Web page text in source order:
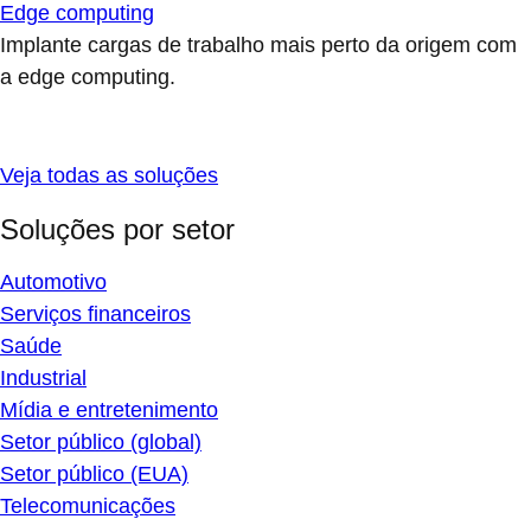
Edge computing
Implante cargas de trabalho mais perto da origem com
a edge computing.
Veja todas as soluções
Soluções por setor
Automotivo
Serviços financeiros
Saúde
Industrial
Mídia e entretenimento
Setor público (global)
Setor público (EUA)
Telecomunicações